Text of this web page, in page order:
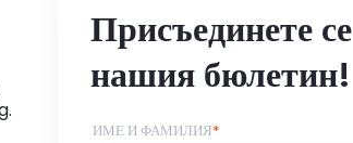
Присъединете
нашия бюлетин!
ИМЕ И ФАМИЛИЯ*